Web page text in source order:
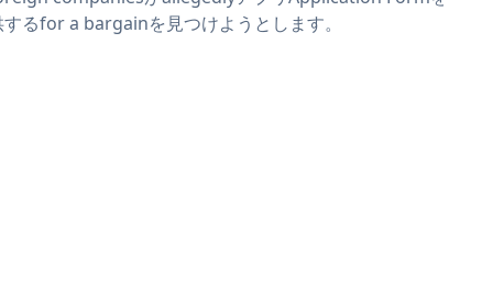
るfor a bargainを見つけようとします。